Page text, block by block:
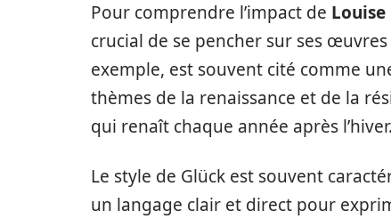
Pour comprendre l’impact de
crucial de se pencher sur ses
exemple, est souvent cité comme
thèmes de la renaissance et de la
qui renaît chaque année après l’hiver.
Le style de Glück est souvent
un langage clair et direct pour